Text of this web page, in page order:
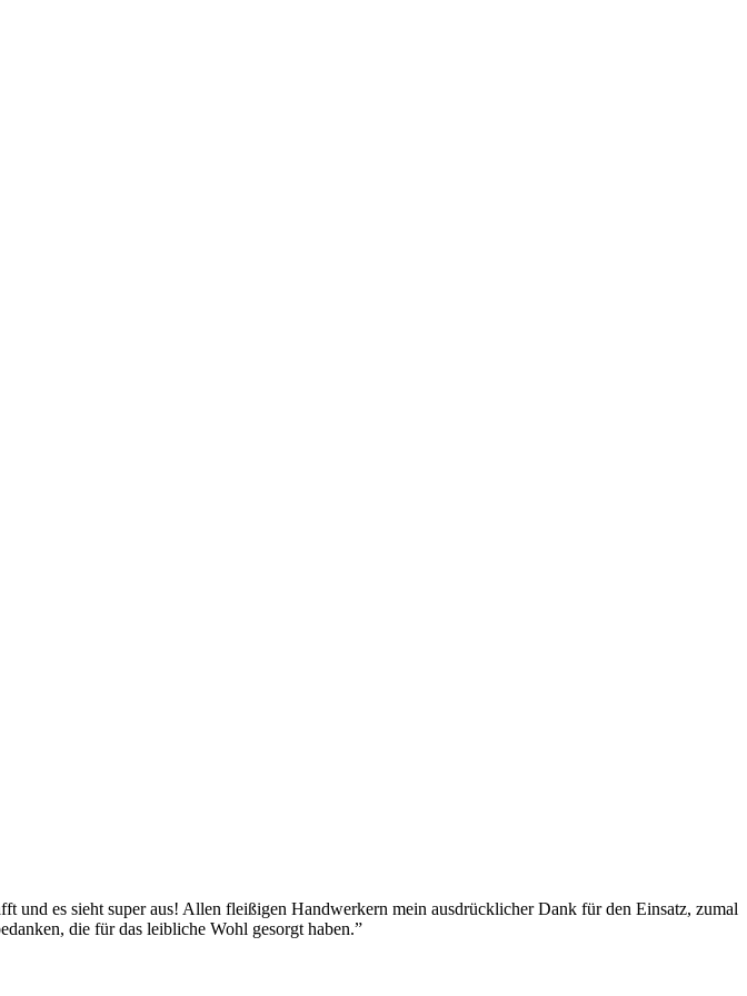
und es sieht super aus! Allen fleißigen Handwerkern mein ausdrücklicher Dank für den Einsatz, zumal
die für das leibliche Wohl gesorgt haben.”